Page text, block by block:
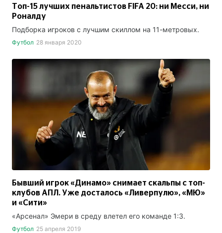
Топ-15 лучших пенальтистов FIFA 20: ни Месси, ни
Роналду
Подборка игроков с лучшим скиллом на 11-метровых.
Футбол 28 января 2020
Бывший игрок «Динамо» снимает скальпы с топ-
клубов АПЛ. Уже досталось «Ливерпулю», «МЮ»
и «Сити»
«Арсенал» Эмери в среду влетел его команде 1:3.
Футбол 25 апреля 2019